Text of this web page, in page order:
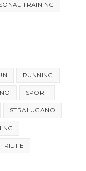
TRAINING
RUNNING
SPORT
STRALUGANO
TRILIFE